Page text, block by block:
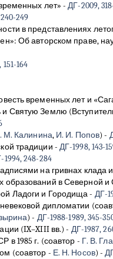
лет»- ДГ-2009,
249
в представлениях
Об авторском праве,
164
временных лет и
Святую Землю
М. Калинина, И. И. Попов)-
традиции - ДГ-1998, 143-
1994, 248-284
на гривнах клада
образований в Северной
Ладоги и Городища- ДГ-
дипломатии
)- ДГ-1988-1989, 345-
(IX–XIII вв.)- ДГ-1987,
в 1985 г. (соавтор - Г. В.
(соавтор - Е. Н. Носов)-